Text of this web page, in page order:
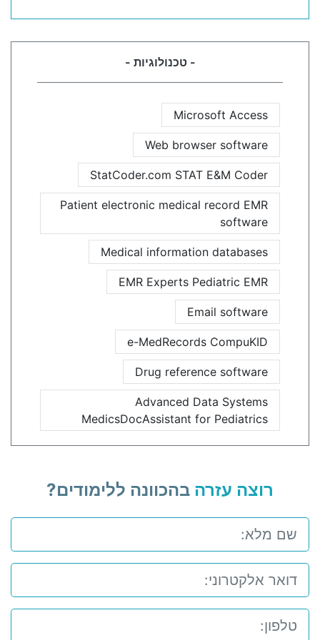
- טכנולוגיות -
Microsoft Access
Web browser software
StatCoder.com STAT E&M Coder
Patient electronic medical record EMR
software
Medical information databases
EMR Experts Pediatric EMR
Email software
e-MedRecords CompuKID
Drug reference software
Advanced Data Systems
MedicsDocAssistant for Pediatrics
רוצה עזרה בהכוונה ללימודים?